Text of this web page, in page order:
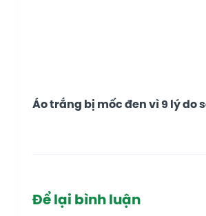
Áo trắng bị mốc đen vì 9 lý do
Để lại bình luận